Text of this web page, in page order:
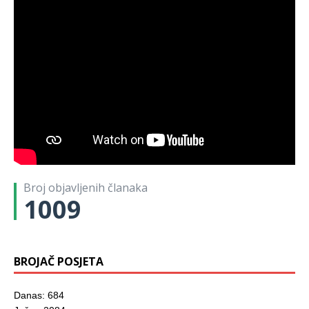
Broj objavljenih članaka
1009
BROJAČ POSJETA
Danas: 684